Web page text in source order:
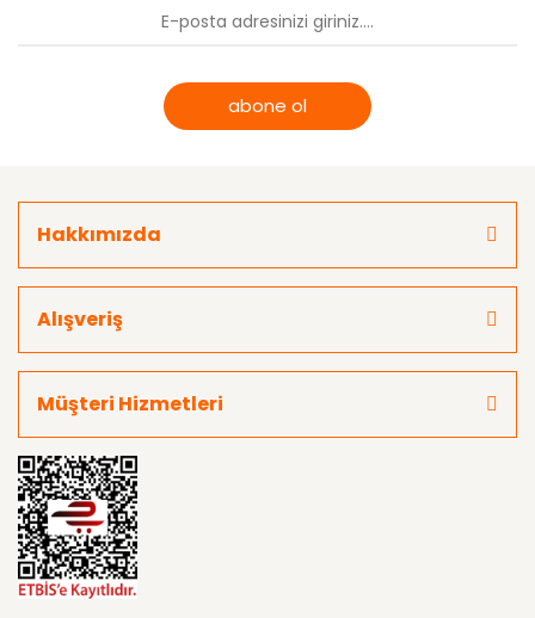
abone ol
Hakkımızda
Alışveriş
Müşteri Hizmetleri